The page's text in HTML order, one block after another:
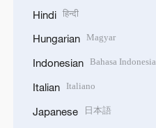
Hindi हिन्दी
Hungarian Magyar
Indonesian Bahasa Indonesia
Italian Italiano
Japanese 日本語